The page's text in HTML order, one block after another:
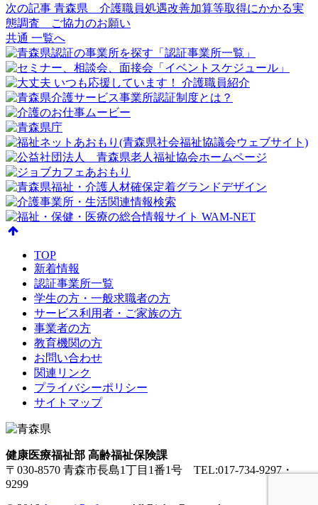
次の記事 青森県 介護職員処遇改善加算等取得にかかる実
態調査 ご協力のお願い
共通 一覧へ
TOP
新着情報
認証事業所一覧
学生の方・一般求職者の方
サービス利用者・ご家族の方
事業者の方
教育機関の方
お問い合わせ
関連リンク
プライバシーポリシー
サイトマップ
健康医療福祉部 高齢福祉保険課
〒030-8570 青森市長島1丁目1番1号 TEL:017-734-9297・
9299